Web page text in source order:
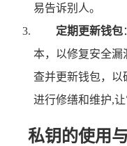
易告诉别人。
定期更新钱包
本，以修复安全漏
查并更新钱包，以
进行修缮和维护,
私钥的使用